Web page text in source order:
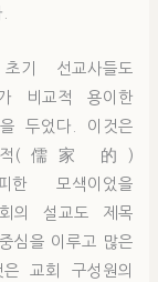
기 선교사들도
비교적 용이한
두었다. 이것은
가적(儒家 的)
한 모색이었을
의 설교도 제목
심을 이루고 많은
교회 구성원의